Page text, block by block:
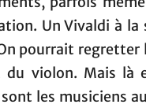
Un Vivaldi à
pourrait
violon. Mais là
les musiciens